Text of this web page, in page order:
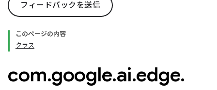
フィードバックを送信
このページの内容
クラス
com.google.ai.edge.